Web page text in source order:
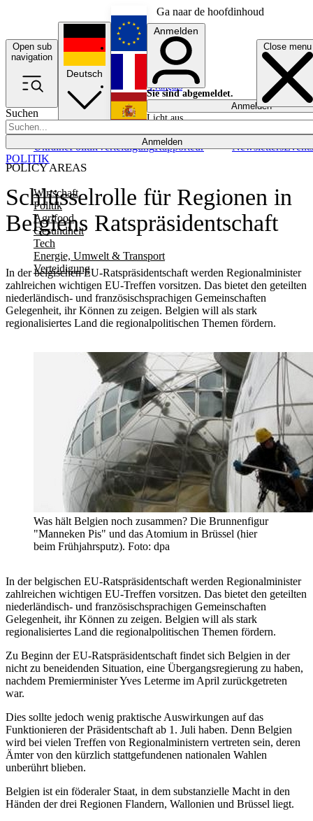
Ga naar de hoofdinhoud
Open sub
navigation
Close menu
Suchen
Anmelden
POLICY AREAS
Wirtschaft
Politik
Agrifood
Gesundheit
Tech
Energie, Umwelt & Transport
Verteidigung
UkrainePolitikVerteidigungRapporteur NewslettersEvents
Deutsch
English
Français
Anmelden
Sie sind abgemeldet.
Anmelden
Licht aus
Schlüsselrolle für Regionen in
Belgiens Ratspräsidentschaft
In der belgischen EU-Ratspräsidentschaft werden Regionalminister
zahlreichen wichtigen EU-Treffen vorsitzen. Das bietet den geteilten
niederländisch- und französischsprachigen Gemeinschaften
Gelegenheit, ihr Können zu zeigen. Belgien will als stark
regionalisiertes Land die regionalpolitischen Themen fördern.
POLITIK
Was hält Belgien noch zusammen? Die Brunnenfigur
"Manneken Pis" und das Atomium in Brüssel (hier
beim Frühjahrsputz). Foto: dpa
In der belgischen EU-Ratspräsidentschaft werden Regionalminister
zahlreichen wichtigen EU-Treffen vorsitzen. Das bietet den geteilten
niederländisch- und französischsprachigen Gemeinschaften
Gelegenheit, ihr Können zu zeigen. Belgien will als stark
regionalisiertes Land die regionalpolitischen Themen fördern.
Zu Beginn der EU-Ratspräsidentschaft findet sich Belgien in der
nicht zu beneidenden Situation, eine Übergangsregierung zu haben,
nachdem Premierminister Yves Leterme im April zurückgetreten
war.
Dies sollte jedoch wenig praktische Auswirkungen auf das
Funktionieren der Präsidentschaft ab 1. Juli haben. Denn Belgien
wird bei vielen Treffen von Regionalministern vertreten sein, deren
Ämter von den kürzlich stattgefundenen nationalen Wahlen
unberührt blieben.
Belgien ist ein föderaler Staat, in dem substanzielle Macht in den
Händen der drei Regionen Flandern, Wallonien und Brüssel liegt.